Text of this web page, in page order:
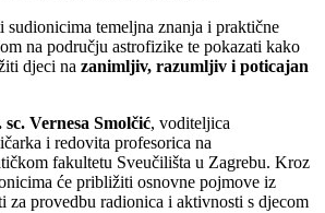
temeljna znanja i praktične
na području astrofizike te pokazati kako
djeci na zanimljiv, razumljiv i poticajan
sc. Vernesa Smolčić, voditeljica
i redovita profesorica na
fakultetu Sveučilišta u Zagrebu. Kroz
će približiti osnovne pojmove iz
za provedbu radionica i aktivnosti s djecom